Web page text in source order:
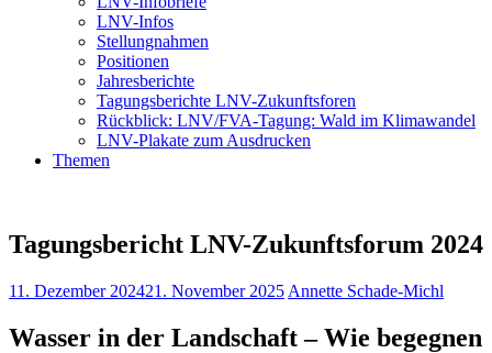
LNV-Infos
Stellungnahmen
Positionen
Jahresberichte
Tagungsberichte LNV-Zukunftsforen
Rückblick: LNV/FVA-Tagung: Wald im Klimawandel
LNV-Plakate zum Ausdrucken
Themen
Tagungsbericht LNV-Zukunftsforum 2024
11. Dezember 202421. November 2025 Annette Schade-Michl
Wasser in der Landschaft – Wie begegnen